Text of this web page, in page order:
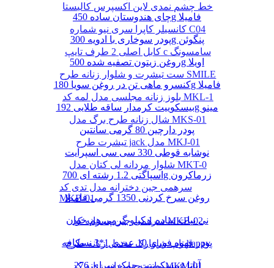
خط چشم نمدی لاین اکسپرس کالیستا
کانسیلر کاپرا سری نیو شماره C04
کابل اصلی 2 طرف تایپ c سامسونگ
ست تیشرت و شلوار زنانه طرح SMILE
بلوز زنانه مجلسی مدل لمه کد MKL-1
شال زنانه طرح برگ مدل MKS-01
تیشرت طرح jack مدل MKJ-01
شلوار مردانه لی کتان مدل MKT-0
سرهمی جین دخترانه مدل تدی کد
MKB-01
سرهمی جین پسرانه کد MKB-02
تاپ شلوارک مخمل زنانه طرح happy
مانتو چهارخانه زنانه کد MKM-01
چای هندوستان ساده 450g فامیلا
پودر سوخاری با ادویه 300g پنگوئن
روغن زیتون تصفیه شده 500g اویلا
کنسرو ماهی تن در روغن سویا 180g فامیلا
بیسکوییت کرمدار ساقه طلایی 192g مینو
پودر دارچین 80 گرمی سانتین
نوشابه قوطی 330 سی سی اسپرایت
اسپاگتی 1.2 رشته ای 700g زرماکرون
روغن سرخ کردنی 1350 گرمی فامیلا
نی نبات ساده 1 کیلو گرمی هم خوان
پودر قهوه فوری 10 عددی 1*3 نسکافه
بیسکوییت چمک سرای 276g آناتا